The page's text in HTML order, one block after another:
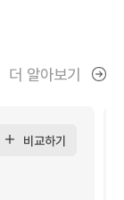
더 알아보기
비교하기